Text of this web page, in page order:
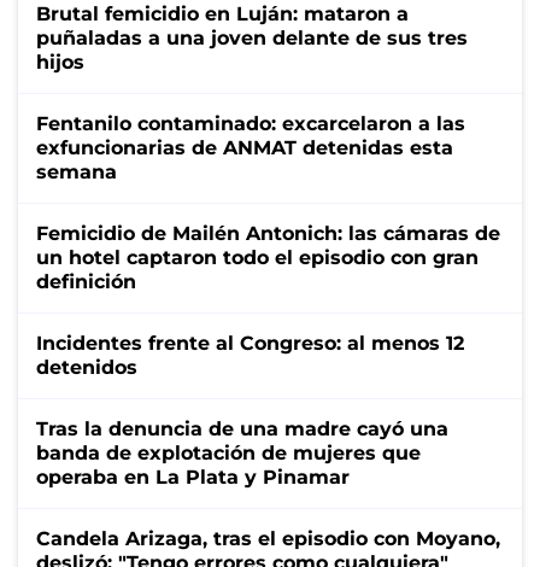
Brutal femicidio en Luján: mataron a
puñaladas a una joven delante de sus tres
hijos
Fentanilo contaminado: excarcelaron a las
exfuncionarias de ANMAT detenidas esta
semana
Femicidio de Mailén Antonich: las cámaras de
un hotel captaron todo el episodio con gran
definición
Incidentes frente al Congreso: al menos 12
detenidos
Tras la denuncia de una madre cayó una
banda de explotación de mujeres que
operaba en La Plata y Pinamar
Candela Arizaga, tras el episodio con Moyano,